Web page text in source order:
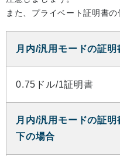
また、プライベート証明書の
月内/汎用モードの証
0.75ドル/1証明書
月内/汎用モードの証
下の場合